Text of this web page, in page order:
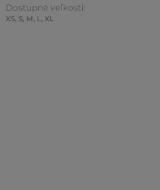
Dostupné veľkosti:
XS, S, M, L, XL